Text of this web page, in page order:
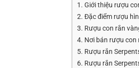
1. Giới thiệu rượu
2. Đặc điểm rượu
3. Rượu con rắn
4. Nơi bán rượu con
5. Rượu rắn
6. Rượu rắn